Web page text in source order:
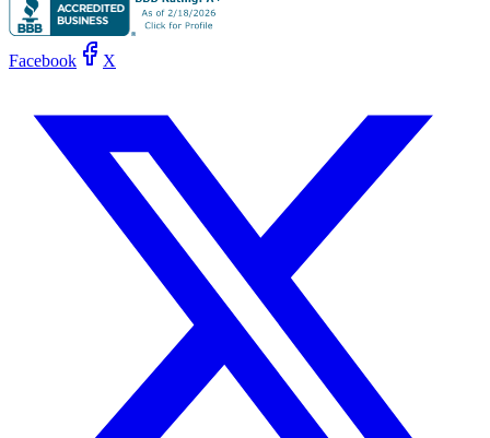
Facebook X